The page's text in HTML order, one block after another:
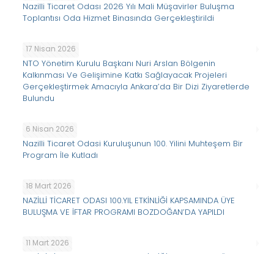
Nazilli Ticaret Odası 2026 Yılı Mali Müşavirler Buluşma
Toplantısı Oda Hizmet Binasında Gerçekleştirildi
17 Nisan 2026
NTO Yönetim Kurulu Başkanı Nuri Arslan Bölgenin
Kalkınması Ve Gelişimine Katkı Sağlayacak Projeleri
Gerçekleştirmek Amacıyla Ankara’da Bir Dizi Ziyaretlerde
Bulundu
6 Nisan 2026
Nazilli Ticaret Odasi Kuruluşunun 100. Yilini Muhteşem Bir
Program İle Kutladı
18 Mart 2026
NAZİLLİ TİCARET ODASI 100.YIL ETKİNLİĞİ KAPSAMINDA ÜYE
BULUŞMA VE İFTAR PROGRAMI BOZDOĞAN’DA YAPILDI
11 Mart 2026